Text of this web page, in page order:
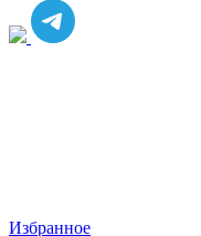
Избранное